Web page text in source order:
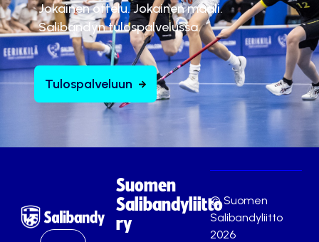
Jokainen ottelu. Jokainen maali.
Salibandyn tulospalvelussa.
Tulospalveluun
Suomen
Salibandyliitto
ry
© Suomen
Salibandyliitto
2026